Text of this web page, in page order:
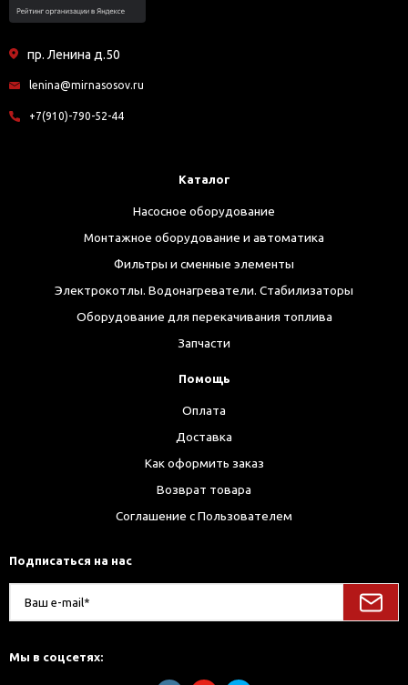
пр. Ленина д.50
lenina@mirnasosov.ru
+7(910)-790-52-44
Каталог
Насосное оборудование
Монтажное оборудование и автоматика
Фильтры и сменные элементы
Электрокотлы. Водонагреватели. Стабилизаторы
Оборудование для перекачивания топлива
Запчасти
Помощь
Оплата
Доставка
Как оформить заказ
Возврат товара
Соглашение с Пользователем
Подписаться на нас
Мы в соцсетях: